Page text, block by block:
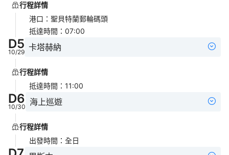
行程詳情
港口 ： 聖貝特蘭郵輪碼頭
抵達時間 ： 07:00
D5
10/29 卡塔赫納
行程詳情
抵達時間 ： 11:00
D6
10/30 海上巡遊
行程詳情
出發時間 ： 全日